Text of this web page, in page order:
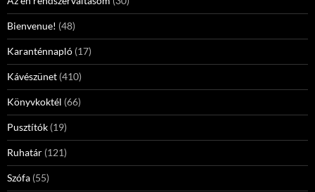
Bienvenue! (48)
Karanténnapló (17)
Kávészünet (410)
Könyvkoktél (66)
Pusztítók (19)
Ruhatár (121)
Szófa (55)